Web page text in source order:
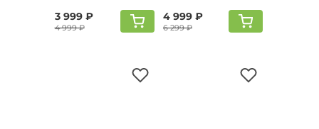
3 999 ₽
4 999 ₽
4 999 ₽
6 299 ₽